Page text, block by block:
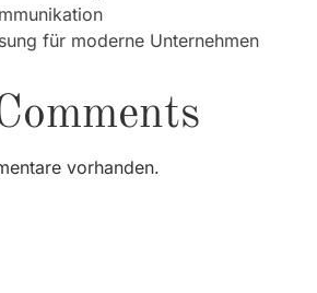
für moderne Unternehmen
vorhanden.